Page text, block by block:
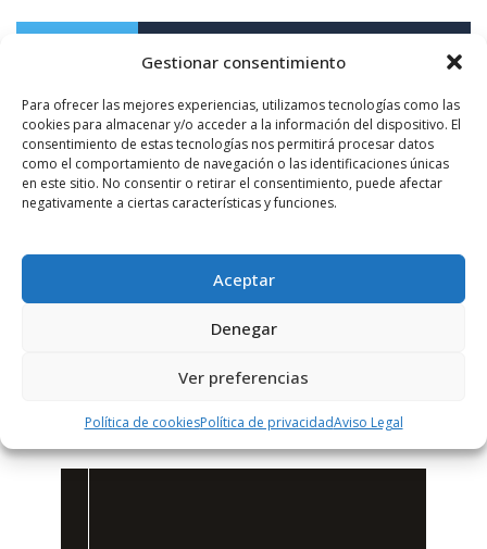
Gestionar consentimiento
Para ofrecer las mejores experiencias, utilizamos tecnologías como las
cookies para almacenar y/o acceder a la información del dispositivo. El
consentimiento de estas tecnologías nos permitirá procesar datos
como el comportamiento de navegación o las identificaciones únicas
en este sitio. No consentir o retirar el consentimiento, puede afectar
negativamente a ciertas características y funciones.
Aceptar
Denegar
Ver preferencias
Política de cookiesPolítica de privacidadAviso Legal